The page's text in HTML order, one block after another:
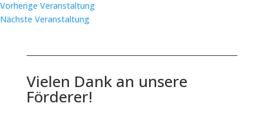
Vorherige Veranstaltung
Nächste Veranstaltung
Vielen Dank an unsere
Förderer!